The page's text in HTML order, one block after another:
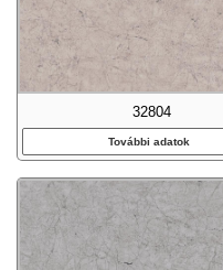
32804
További adatok